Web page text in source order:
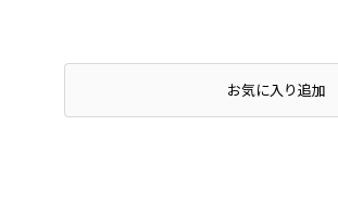
店頭在庫を確認するお気に入り追加